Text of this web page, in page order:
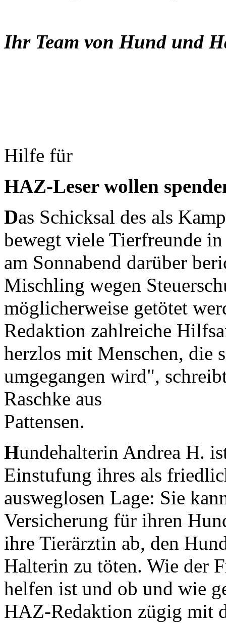
Ihr Team von Hund und
Hilfe für
HAZ-Leser wollen
Das Schicksal des als
bewegt viele Tierfreunde
am Sonnabend darüber
Mischling wegen
möglicherweise getötet
Redaktion zahlreiche
herzlos mit Menschen, die
umgegangen wird",
Raschke aus
Pattensen.
Hundehalterin Andrea H.
Einstufung ihres als
ausweglosen Lage: Sie
Versicherung für ihren
ihre Tierärztin ab, den
Halterin zu töten. Wie der
helfen ist und ob und wie
HAZ-Redaktion zügig mit